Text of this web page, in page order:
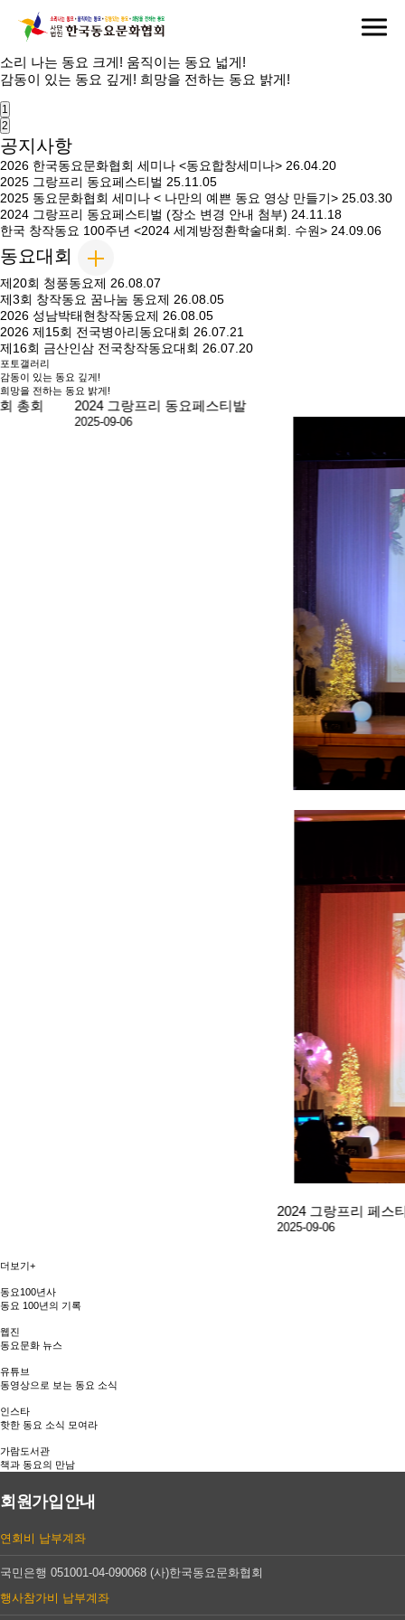
소리 나는 동요 크게! 움직이는 동요 넓게!
감동이 있는 동요 깊게! 희망을 전하는 동요 밝게!
1
2
공지사항
2026 한국동요문화협회 세미나 <동요합창세미나> 26.04.20
2025 그랑프리 동요페스티벌 25.11.05
2025 동요문화협회 세미나 < 나만의 예쁜 동요 영상 만들기> 25.03.30
2024 그랑프리 동요페스티벌 (장소 변경 안내 첨부) 24.11.18
한국 창작동요 100주년 <2024 세계방정환학술대회. 수원> 24.09.06
동요대회
제20회 청풍동요제 26.08.07
제3회 창작동요 꿈나눔 동요제 26.08.05
2026 성남박태현창작동요제 26.08.05
2026 제15회 전국병아리동요대회 26.07.21
제16회 금산인삼 전국창작동요대회 26.07.20
포토갤러리
감동이 있는 동요 깊게!
희망을 전하는 동요 밝게!
2024 그랑프리 동요페스티발
2024 그랑프리 페스티벌
더보기+
동요100년사
동요 100년의 기록
웹진
동요문화 뉴스
유튜브
동영상으로 보는 동요 소식
인스타
핫한 동요 소식 모여라
가람도서관
책과 동요의 만남
회원가입안내
연회비 납부계좌
국민은행 051001-04-090068 (사)한국동요문화협회
행사참가비 납부계좌